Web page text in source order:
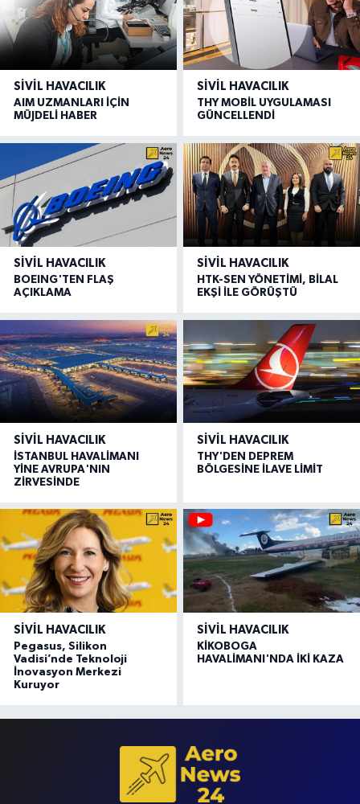
SIVIL HAVACILIK
AIM UZMANLARI İÇİN
MÜJDELİ HABER
SIVIL HAVACILIK
THY MOBİL UYGULAMASI
GÜNCELLENDİ
SIVIL HAVACILIK
BOEING'TEN FLAŞ
AÇIKLAMA
SIVIL HAVACILIK
HTK-SEN YÖNETİMİ, BİLAL
EKŞİ İLE GÖRÜŞTÜ
SIVIL HAVACILIK
İSTANBUL HAVALİMANI
YİNE AVRUPA'NIN
ZİRVESİNDE
SIVIL HAVACILIK
THY'DEN DEPREM
BÖLGESİNE İLAVE LİMİT
SIVIL HAVACILIK
Pegasus, Silikon
Vadisi’nde Teknoloji
İnovasyon Merkezi
Kuruyor
SIVIL HAVACILIK
KİKOBOGA
HAVALİMANI'NDA İKİ KAZA